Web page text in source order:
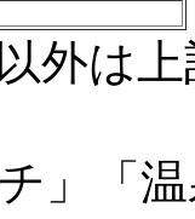
外は
」「